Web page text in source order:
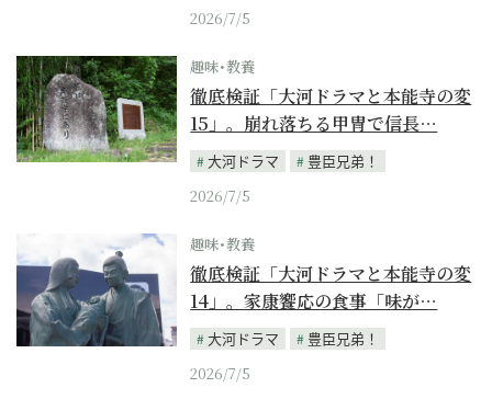
2026/7/5
趣味･教養
徹底検証「大河ドラマと本能寺の変
15」。崩れ落ちる甲冑で信長…
大河ドラマ
豊臣兄弟！
2026/7/5
趣味･教養
徹底検証「大河ドラマと本能寺の変
14」。家康饗応の食事「味が…
大河ドラマ
豊臣兄弟！
2026/7/5